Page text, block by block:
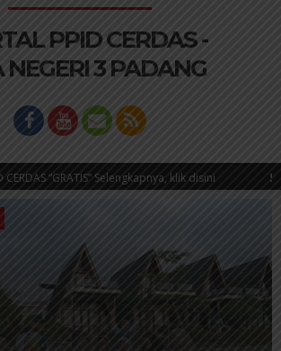
PPID CERDAS -
NEGERI 3 PADANG
Selengkapnya, klik disini
5 tahun
SMAN 3 Padang “Layanan Informasi dan